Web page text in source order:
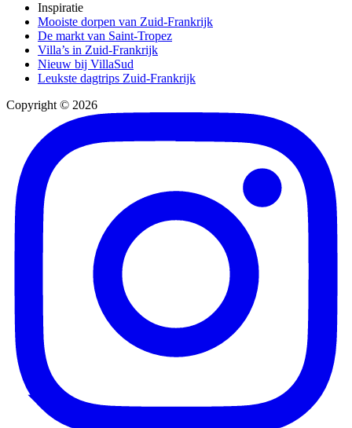
Inspiratie
Mooiste dorpen van Zuid-Frankrijk
De markt van Saint-Tropez
Villa’s in Zuid-Frankrijk
Nieuw bij VillaSud
Leukste dagtrips Zuid-Frankrijk
Copyright © 2026